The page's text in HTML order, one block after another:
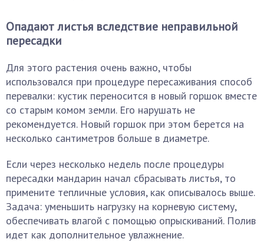
Опадают листья вследствие неправильной
пересадки
Для этого растения очень важно, чтобы
использовался при процедуре пересаживания способ
перевалки: кустик переносится в новый горшок вместе
со старым комом земли. Его нарушать не
рекомендуется. Новый горшок при этом берется на
несколько сантиметров больше в диаметре.
Если через несколько недель после процедуры
пересадки мандарин начал сбрасывать листья, то
примените тепличные условия, как описывалось выше.
Задача: уменьшить нагрузку на корневую систему,
обеспечивать влагой с помощью опрыскиваний. Полив
идет как дополнительное увлажнение.